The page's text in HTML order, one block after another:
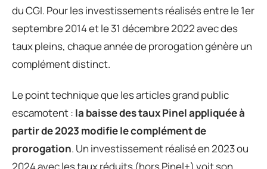
du CGI. Pour les investissements réalisés entre le 1er
septembre 2014 et le 31 décembre 2022 avec des
taux pleins, chaque année de prorogation génère un
complément distinct.
Le point technique que les articles grand public
escamotent : la baisse des taux Pinel appliquée à
partir de 2023 modifie le complément de
prorogation. Un investissement réalisé en 2023 ou